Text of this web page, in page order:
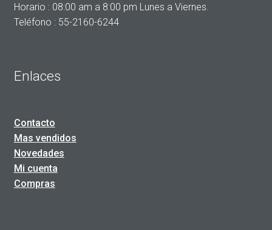
Horario : 08:00 am a 8:00 pm Lunes a Viernes.
Teléfono : 55-2160-6244
Enlaces
Contacto
Mas vendidos
Novedades
Mi cuenta
Compras